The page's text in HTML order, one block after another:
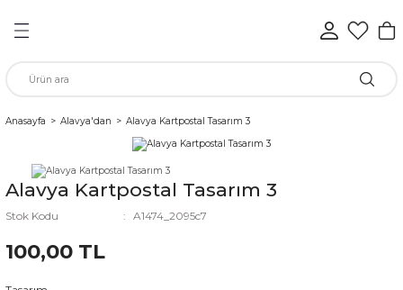
Anasayfa Alavya'dan Alavya Kartpostal Tasarım 3
Alavya Kartpostal Tasarım 3
Stok Kodu A1474_2095c7
100,00 TL